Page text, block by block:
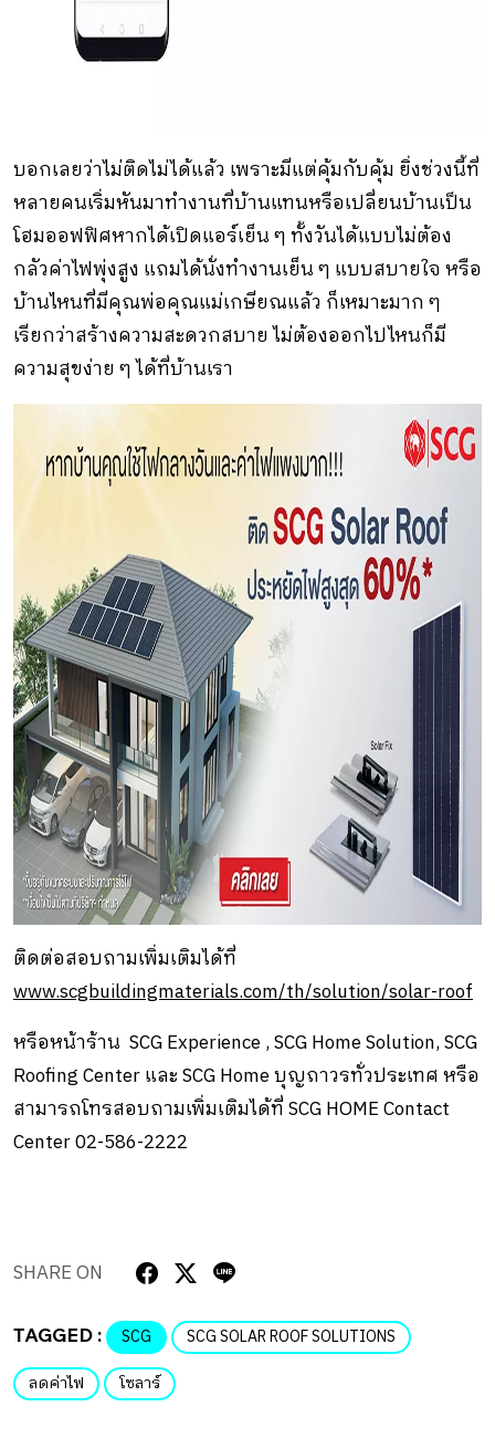
บอกเลยว่าไม่ติดไม่ได้แล้ว เพราะมีแต่คุ้มกับคุ้ม ยิ่งช่วงนี้ที่
หลายคนเริ่มหันมาทำงานที่บ้านแทนหรือเปลี่ยนบ้านเป็น
โฮมออฟฟิศหากได้เปิดแอร์เย็น ๆ ทั้งวันได้แบบไม่ต้อง
กลัวค่าไฟพุ่งสูง แถมได้นั่งทำงานเย็น ๆ แบบสบายใจ หรือ
บ้านไหนที่มีคุณพ่อคุณแม่เกษียณแล้ว ก็เหมาะมาก ๆ
เรียกว่าสร้างความสะดวกสบาย ไม่ต้องออกไปไหนก็มี
ความสุขง่าย ๆ ได้ที่บ้านเรา
ติดต่อสอบถามเพิ่มเติมได้ที่
www.scgbuildingmaterials.com/th/solution/solar-roof
หรือหน้าร้าน SCG Experience , SCG Home Solution, SCG
Roofing Center และ SCG Home บุญถาวรทั่วประเทศ หรือ
สามารถโทรสอบถามเพิ่มเติมได้ที่ SCG HOME Contact
Center 02-586-2222
SHARE ON
TAGGED : SCG
SCG SOLAR ROOF SOLUTIONS
ลดค่าไฟ
โซลาร์